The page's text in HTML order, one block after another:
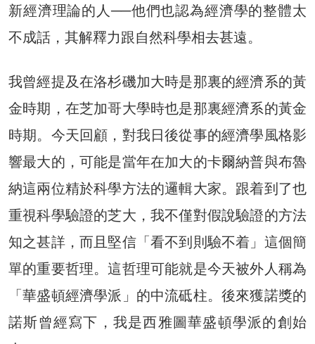
新經濟理論的人──他們也認為經濟學的整體太
不成話，其解釋力跟自然科學相去甚遠。
我曾經提及在洛杉磯加大時是那裏的經濟系的黃
金時期，在芝加哥大學時也是那裏經濟系的黃金
時期。今天回顧，對我日後從事的經濟學風格影
響最大的，可能是當年在加大的卡爾納普與布魯
納這兩位精於科學方法的邏輯大家。跟着到了也
重視科學驗證的芝大，我不僅對假說驗證的方法
知之甚詳，而且堅信「看不到則驗不着」這個簡
單的重要哲理。這哲理可能就是今天被外人稱為
「華盛頓經濟學派」的中流砥柱。後來獲諾獎的
諾斯曾經寫下，我是西雅圖華盛頓學派的創始